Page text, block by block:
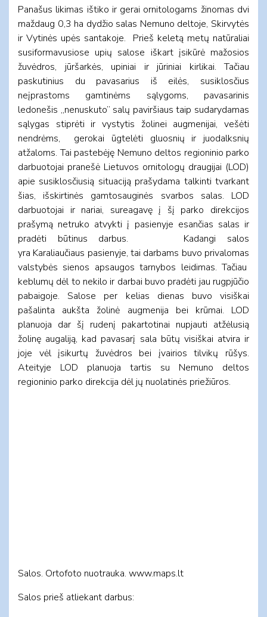
Panašus likimas ištiko ir gerai ornitologams žinomas dvi
maždaug 0,3 ha dydžio salas Nemuno deltoje, Skirvytės
ir Vytinės upės santakoje. Prieš keletą metų natūraliai
susiformavusiose upių salose iškart įsikūrė mažosios
žuvėdros, jūršarkės, upiniai ir jūriniai kirlikai. Tačiau
paskutinius du pavasarius iš eilės, susiklosčius
neįprastoms gamtinėms sąlygoms, pavasarinis
ledonešis „nenuskuto” salų paviršiaus taip sudarydamas
sąlygas stiprėti ir vystytis žolinei augmenijai, vešėti
nendrėms, gerokai ūgtelėti gluosnių ir juodalksnių
atžaloms. Tai pastebėję Nemuno deltos regioninio parko
darbuotojai pranešė Lietuvos ornitologų draugijai (LOD)
apie susiklosčiusią situaciją prašydama talkinti tvarkant
šias, išskirtinės gamtosauginės svarbos salas. LOD
darbuotojai ir nariai, sureagavę į šį parko direkcijos
prašymą netruko atvykti į pasienyje esančias salas ir
pradėti būtinus darbus. Kadangi salos
yra Karaliaučiaus pasienyje, tai darbams buvo privalomas
valstybės sienos apsaugos tarnybos leidimas. Tačiau
keblumų dėl to nekilo ir darbai buvo pradėti jau rugpjūčio
pabaigoje. Salose per kelias dienas buvo visiškai
pašalinta aukšta žolinė augmenija bei krūmai. LOD
planuoja dar šį rudenį pakartotinai nupjauti atžėlusią
žolinę augaliją, kad pavasarį sala būtų visiškai atvira ir
joje vėl įsikurtų žuvėdros bei įvairios tilvikų rūšys.
Ateityje LOD planuoja tartis su Nemuno deltos
regioninio parko direkcija dėl jų nuolatinės priežiūros.
Salos. Ortofoto nuotrauka. www.maps.lt
Salos prieš atliekant darbus: